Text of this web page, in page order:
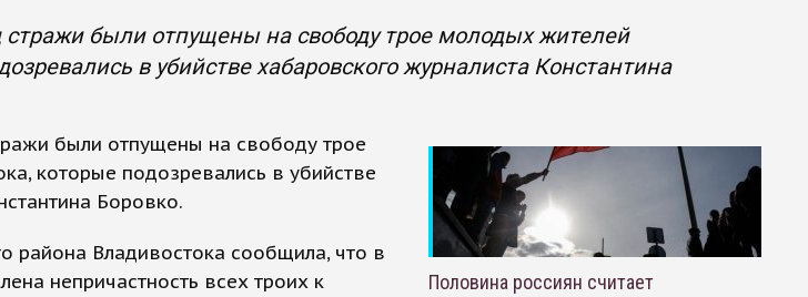
стражи были отпущены на свободу трое молодых жителей
в убийстве хабаровского журналиста Константина
были отпущены на свободу трое
которые подозревались в убийстве
Боровко.
района Владивостока сообщила, что в
непричастность всех троих к
Половина россиян считает